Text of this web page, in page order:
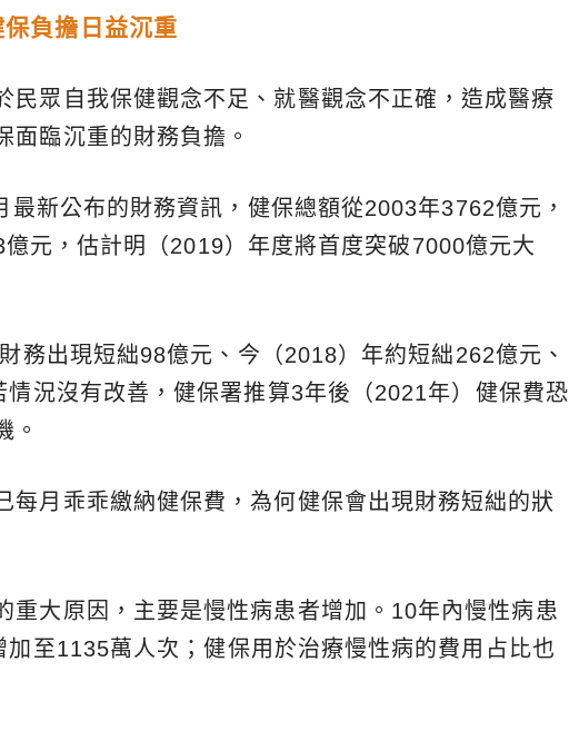
負擔日益沉重
民眾自我保健觀念不足、就醫觀念不正確，造成醫療
面臨沉重的財務負擔。
新公布的財務資訊，健保總額從2003年3762億元，
元，估計明（2019）年度將首度突破7000億元大
務出現短絀98億元、今（2018）年約短絀262億元、
況沒有改善，健保署推算3年後（2021年）健保費恐
。
每月乖乖繳納健保費，為何健保會出現財務短絀的狀
重大原因，主要是慢性病患者增加。10年內慢性病患
至1135萬人次；健保用於治療慢性病的費用占比也